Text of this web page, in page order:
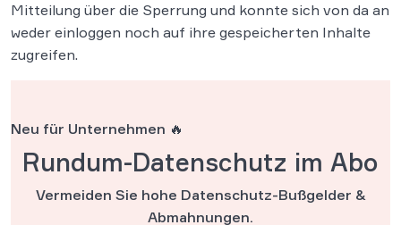
Mitteilung über die Sperrung und konnte sich von da an
weder einloggen noch auf ihre gespeicherten Inhalte
zugreifen.
Neu für Unternehmen 🔥
Rundum-Datenschutz im Abo
Vermeiden Sie hohe Datenschutz-Bußgelder &
Abmahnungen.